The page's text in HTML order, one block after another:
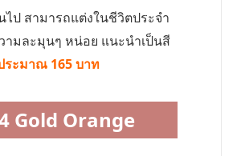
ป สามารถแต่งในชีวิตประจำ
ามละมุนๆ หน่อย แนะนำเป็นสี
ระมาณ 165 บาท
Gold Orange